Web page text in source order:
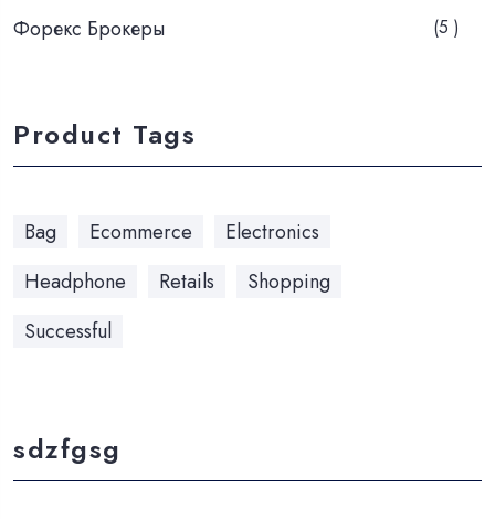
Форекс Брокеры (5 )
Product Tags
Bag Ecommerce
Electronics
Headphone
Retails
Shopping
Successful
sdzfgsg